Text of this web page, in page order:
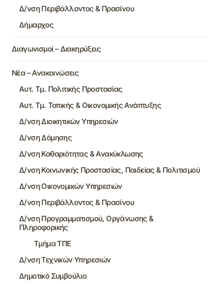
Δ/νση Περιβάλλοντος & Πρασίνου
Δήμαρχος
Διαγωνισμοί – Διακηρύξεις
Νέα – Ανακοινώσεις
Αυτ. Τμ. Πολιτικής Προστασίας
Αυτ. Τμ. Τοπικής & Οικονομικής Ανάπτυξης
Δ/νση Διοικητικών Υπηρεσιών
Δ/νση Δόμησης
Δ/νση Καθαριότητας & Ανακύκλωσης
Δ/νση Κοινωνικής Προστασίας, Παιδείας & Πολιτισμού
Δ/νση Οικονομικών Υπηρεσιών
Δ/νση Περιβάλλοντος & Πρασίνου
Δ/νση Προγραμματισμού, Οργάνωσης &
Πληροφορικής
Τμήμα ΤΠΕ
Δ/νση Τεχνικών Υπηρεσιών
Δημοτικό Συμβούλιο